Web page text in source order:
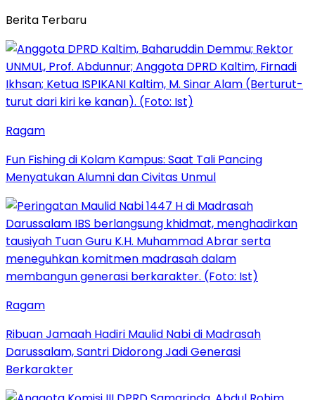
Berita Terbaru
Ragam
Fun Fishing di Kolam Kampus: Saat Tali Pancing
Menyatukan Alumni dan Civitas Unmul
Ragam
Ribuan Jamaah Hadiri Maulid Nabi di Madrasah
Darussalam, Santri Didorong Jadi Generasi
Berkarakter